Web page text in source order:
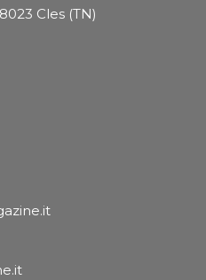
Cles (TN)